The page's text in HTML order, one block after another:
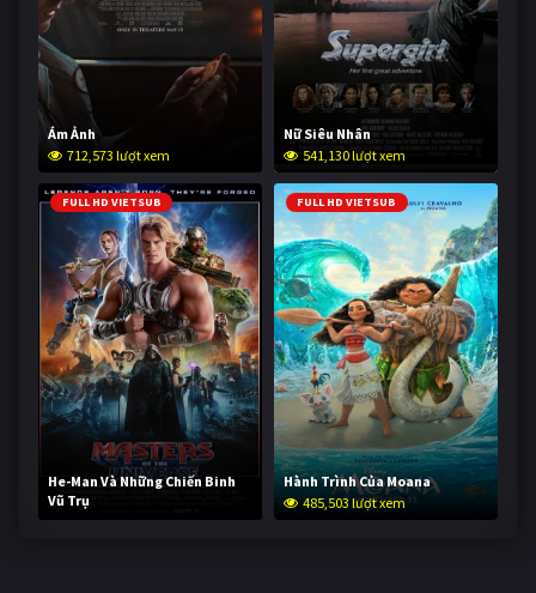
Ám Ảnh
712,573 lượt xem
Nữ Siêu Nhân
541,130 lượt xem
FULL HD VIETSUB
He-Man Và Những Chiến Binh
Vũ Trụ
233,243 lượt xem
FULL HD VIETSUB
Hành Trình Của Moana
485,503 lượt xem